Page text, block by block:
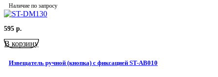
Наличие по запросу
595 р.
В корзину
Извещатель ручной (кнопка) с фиксацией ST-AB010